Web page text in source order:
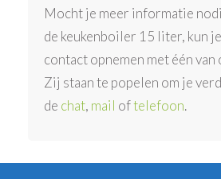
Mocht je meer informatie
de keukenboiler 15 liter, kun
contact opnemen met één van
Zij staan te popelen om je
de chat, mail oftelefoon.